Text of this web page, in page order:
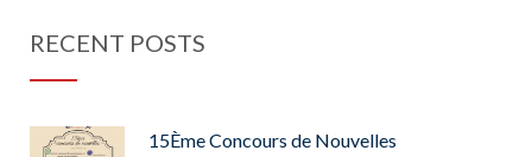
RECENT POSTS
15Ème Concours de Nouvelles